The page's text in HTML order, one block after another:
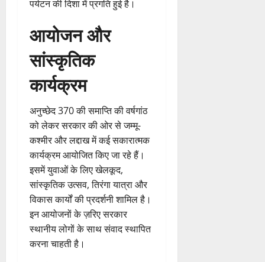
पर्यटन की दिशा में प्रगति हुई है।
आयोजन और
सांस्कृतिक
कार्यक्रम
अनुच्छेद 370 की समाप्ति की वर्षगांठ
को लेकर सरकार की ओर से जम्मू-
कश्मीर और लद्दाख में कई सकारात्मक
कार्यक्रम आयोजित किए जा रहे हैं।
इसमें युवाओं के लिए खेलकूद,
सांस्कृतिक उत्सव, तिरंगा यात्रा और
विकास कार्यों की प्रदर्शनी शामिल है।
इन आयोजनों के ज़रिए सरकार
स्थानीय लोगों के साथ संवाद स्थापित
करना चाहती है।